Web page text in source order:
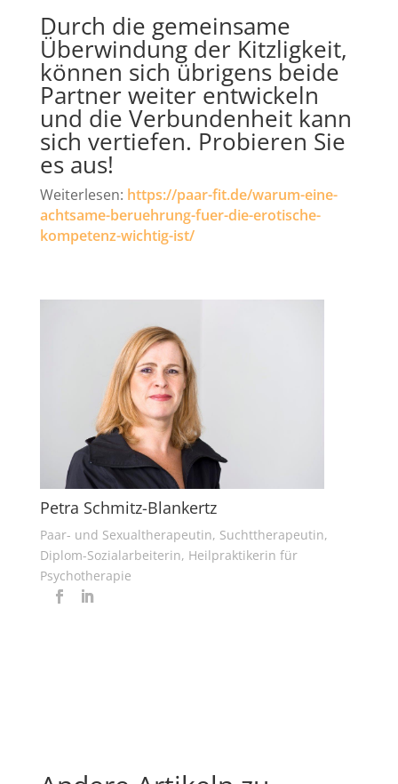
Durch die gemeinsame
Überwindung der Kitzligkeit,
können sich übrigens beide
Partner weiter entwickeln
und die Verbundenheit kann
sich vertiefen. Probieren Sie
es aus!
Weiterlesen: https://paar-fit.de/warum-eine-
achtsame-beruehrung-fuer-die-erotische-
kompetenz-wichtig-ist/
Petra Schmitz-Blankertz
Paar- und Sexualtherapeutin, Suchttherapeutin,
Diplom-Sozialarbeiterin, Heilpraktikerin für
Psychotherapie